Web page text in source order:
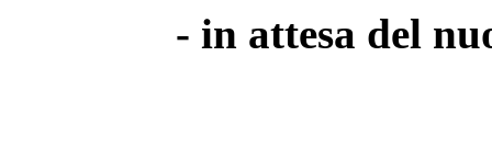
- in attesa del